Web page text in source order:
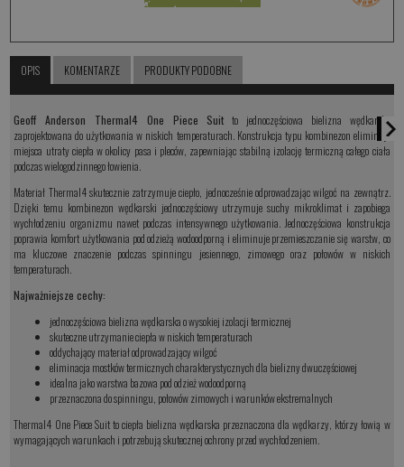
OPIS KOMENTARZE PRODUKTY PODOBNE
Geoff Anderson Thermal4 One Piece Suit to jednoczęściowa bielizna wędkarska
zaprojektowana do użytkowania w niskich temperaturach. Konstrukcja typu kombinezon eliminuje
miejsca utraty ciepła w okolicy pasa i pleców, zapewniając stabilną izolację termiczną całego ciała
podczas wielogodzinnego łowienia.
Materiał Thermal4 skutecznie zatrzymuje ciepło, jednocześnie odprowadzając wilgoć na zewnątrz.
Dzięki temu kombinezon wędkarski jednoczęściowy utrzymuje suchy mikroklimat i zapobiega
wychłodzeniu organizmu nawet podczas intensywnego użytkowania. Jednoczęściowa konstrukcja
poprawia komfort użytkowania pod odzieżą wodoodporną i eliminuje przemieszczanie się warstw, co
ma kluczowe znaczenie podczas spinningu jesiennego, zimowego oraz połowów w niskich
temperaturach.
Najważniejsze cechy:
jednoczęściowa bielizna wędkarska o wysokiej izolacji termicznej
skuteczne utrzymanie ciepła w niskich temperaturach
oddychający materiał odprowadzający wilgoć
eliminacja mostków termicznych charakterystycznych dla bielizny dwuczęściowej
idealna jako warstwa bazowa pod odzież wodoodporną
przeznaczona do spinningu, połowów zimowych i warunków ekstremalnych
Thermal4 One Piece Suit to ciepła bielizna wędkarska przeznaczona dla wędkarzy, którzy łowią w
wymagających warunkach i potrzebują skutecznej ochrony przed wychłodzeniem.